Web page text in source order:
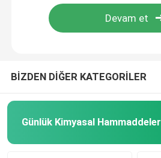
Hakkımızda
Fabrika turu
BİZDEN DİĞER KATEGORİLER
Günlük Kimyasal Hammaddeler